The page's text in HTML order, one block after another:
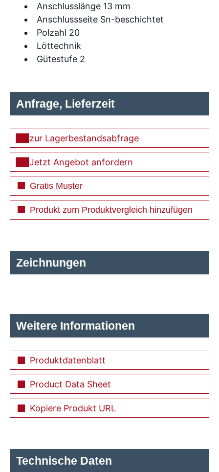
Anschlusslänge 13 mm
Anschlussseite Sn-beschichtet
Polzahl 20
Löttechnik
Gütestufe 2
Zeichnungen
Weitere Informationen
Produktdatenblatt
Product Data Sheet
Kopiere Produkt URL
Anfrage, Lieferzeit
zur Lagerbestandsabfrage
Jetzt Angebot anfordern
Gratis Muster
Produkt zum Produktvergleich hinzufügen
Technische Daten